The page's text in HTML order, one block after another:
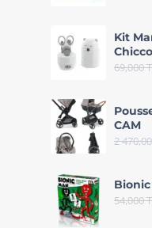
Kit
Chicco
69,000
CAM
2
Bionic
54,000